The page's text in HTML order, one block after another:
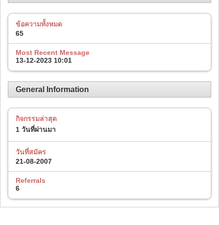
ข้อความทั้งหมด
65
Most Recent Message
13-12-2023 10:01
General Information
กิจกรรมล่าสุด
1 วันที่ผ่านมา
วันที่สมัคร
21-08-2007
Referrals
6